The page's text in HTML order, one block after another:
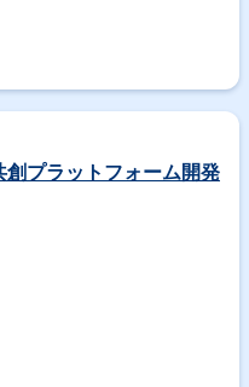
創プラットフォーム開発